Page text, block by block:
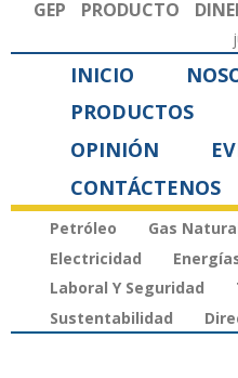
GEP PRODUCTO
INICIO
PRODUCTOS
OPINIÓN
CONTÁCTENOS
Petróleo Gas
Electricidad
Laboral Y Seguridad
Sustentabilidad